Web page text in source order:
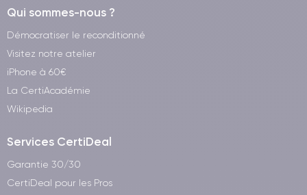
Qui sommes-nous ?
Démocratiser le reconditionné
Visitez notre atelier
iPhone à 60€
La CertiAcadémie
Wikipedia
Services CertiDeal
Garantie 30/30
CertiDeal pour les Pros